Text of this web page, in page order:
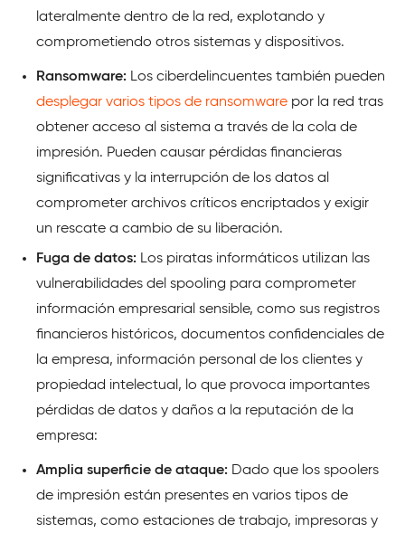
lateralmente dentro de la red, explotando y
comprometiendo otros sistemas y dispositivos.
Ransomware: Los ciberdelincuentes también pueden
desplegar varios tipos de ransomware por la red tras
obtener acceso al sistema a través de la cola de
impresión. Pueden causar pérdidas financieras
significativas y la interrupción de los datos al
comprometer archivos críticos encriptados y exigir
un rescate a cambio de su liberación.
Fuga de datos: Los piratas informáticos utilizan las
vulnerabilidades del spooling para comprometer
información empresarial sensible, como sus registros
financieros históricos, documentos confidenciales de
la empresa, información personal de los clientes y
propiedad intelectual, lo que provoca importantes
pérdidas de datos y daños a la reputación de la
empresa:
Amplia superficie de ataque: Dado que los spoolers
de impresión están presentes en varios tipos de
sistemas, como estaciones de trabajo, impresoras y